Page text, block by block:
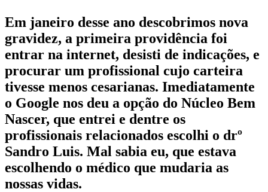
Em janeiro desse ano descobrimos nova
gravidez, a primeira providência foi
entrar na internet, desisti de indicações, e
procurar um profissional cujo carteira
tivesse menos cesarianas. Imediatamente
o Google nos deu a opção do Núcleo Bem
Nascer, que entrei e dentre os
profissionais relacionados escolhi o drº
Sandro Luis. Mal sabia eu, que estava
escolhendo o médico que mudaria as
nossas vidas.